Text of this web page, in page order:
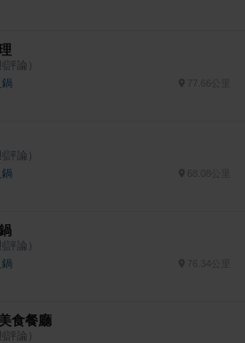
評論）
評論）
評論）
76.34公里
食餐廳
評論）